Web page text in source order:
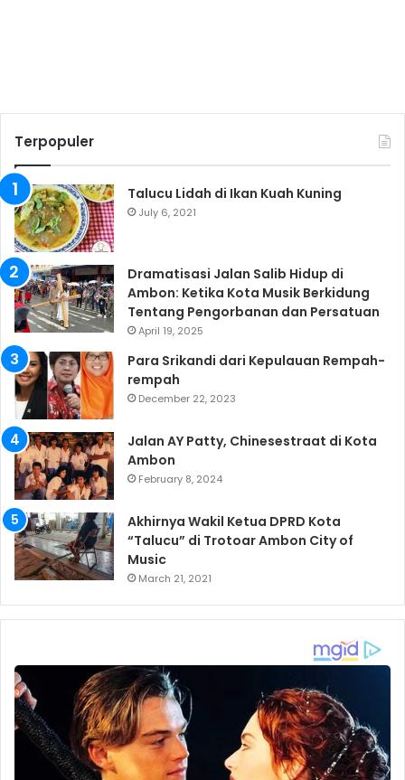
Terpopuler
Talucu Lidah di Ikan Kuah Kuning
July 6, 2021
Dramatisasi Jalan Salib Hidup di
Ambon: Ketika Kota Musik Berkidung
Tentang Pengorbanan dan Persatuan
April 19, 2025
Para Srikandi dari Kepulauan Rempah-
rempah
December 22, 2023
Jalan AY Patty, Chinesestraat di Kota
Ambon
February 8, 2024
Akhirnya Wakil Ketua DPRD Kota
“Talucu” di Trotoar Ambon City of
Music
March 21, 2021